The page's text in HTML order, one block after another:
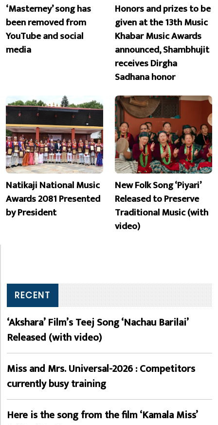
‘Masterney’ song has
been removed from
YouTube and social
media
Honors and prizes to be
given at the 13th Music
Khabar Music Awards
announced, Shambhujit
receives Dirgha
Sadhana honor
Natikaji National Music
Awards 2081 Presented
by President
New Folk Song ‘Piyari’
Released to Preserve
Traditional Music (with
video)
RECENT
‘Akshara’ Film’s Teej Song ‘Nachau Barilai’
Released (with video)
Miss and Mrs. Universal-2026 : Competitors
currently busy training
Here is the song from the film ‘Kamala Miss’